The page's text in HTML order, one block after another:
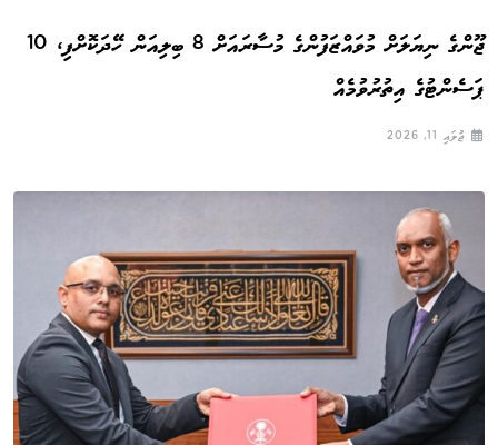
ޖޫންގެ ނިޔަލަށް މުވައްޒަފުންގެ މުސާރައަށް 8 ބިލިއަން ހޭދަކޮށްފި، 10
ޕަސެންޓުގެ އިތުރުވުމެއް
ޖުލައި 11, 2026